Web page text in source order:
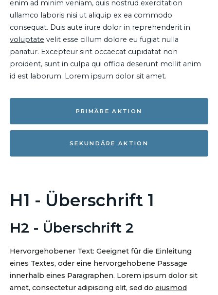
enim ad minim veniam, quis nostrud exercitation
ullamco laboris nisi ut aliquip ex ea commodo
consequat. Duis aute irure dolor in reprehenderit in
voluptate velit esse cillum dolore eu fugiat nulla
pariatur. Excepteur sint occaecat cupidatat non
proident, sunt in culpa qui officia deserunt mollit anim
id est laborum. Lorem ipsum dolor sit amet.
PRIMÄRE AKTION
SEKUNDÄRE AKTION
H1 - Überschrift 1
H2 - Überschrift 2
Hervorgehobener Text: Geeignet für die Einleitung
eines Textes, oder eine hervorgehobene Passage
innerhalb eines Paragraphen. Lorem ipsum dolor sit
amet, consectetur adipiscing elit, sed do eiusmod